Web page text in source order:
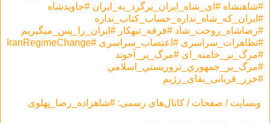
#شاهنشاه #ای_شاه_ایران_برگرد_به_ایران #جاویدشاه
#ایران_که_شاه_نداره_حساب_کتاب_نداره
#رضاشاه_روحت_شاد ⁧‫#فرقه_تبهکار‬⁩ #ایران_را_پس_میگیریم
#تظاهرات_سراسرى #اعتصاب_سراسری #IranRegimeChange
#مرگ_بر_خامنه_ای #مرگ_بر_آخوند
#مرگ_بر_جمهوري_تروريستي_اسلامي
#خزر_قربانی_بقای_رژيم
وبسایت / صفحات / کانال‌های رسمی: #شاهزاده_رضا_پهلوی